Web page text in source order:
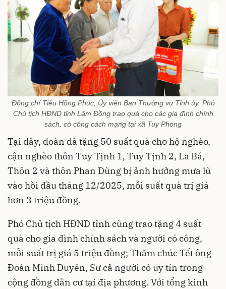
Đồng chí Tiêu Hồng Phúc, Ủy viên Ban Thường vụ Tỉnh ủy, Phó
Chủ tịch HĐND tỉnh Lâm Đồng trao quà cho các gia đình chính
sách, có công cách mạng tại xã Tuy Phong
Tại đây, đoàn đã tặng 50 suất quà cho hộ nghèo,
cận nghèo thôn Tuy Tịnh 1, Tuy Tịnh 2, La Bá,
Thôn 2 và thôn Phan Dũng bị ảnh hưởng mưa lũ
vào hồi đầu tháng 12/2025, mỗi suất quà trị giá
hơn 3 triệu đồng.
Phó Chủ tịch HĐND tỉnh cũng trao tặng 4 suất
quà cho gia đình chính sách và người có công,
mỗi suất trị giá 5 triệu đồng; Thăm chúc Tết ông
Đoàn Minh Duyên, Sư cả người có uy tín trong
cộng đồng dân cư tại địa phương. Với tổng kinh